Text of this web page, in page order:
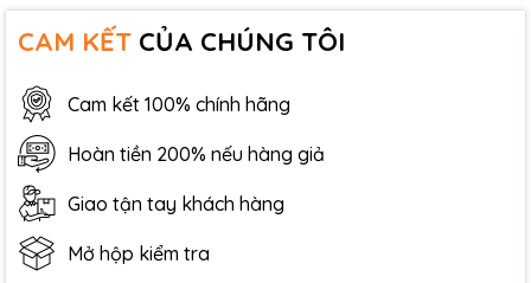
CAM KẾT CỦA CHÚNG TÔI
Cam kết 100% chính hãng
Hoàn tiền 200% nếu hàng giả
Giao tận tay khách hàng
Mở hộp kiểm tra